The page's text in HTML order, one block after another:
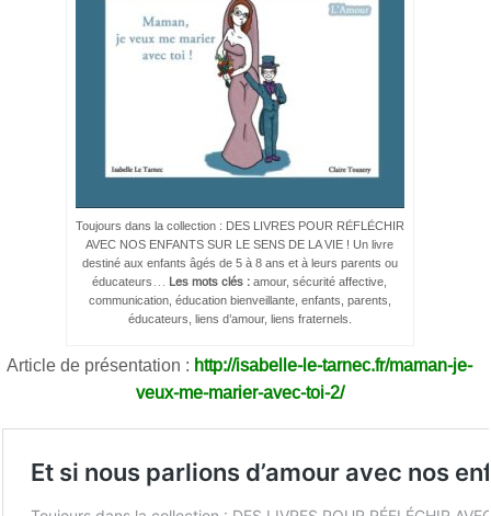
Toujours dans la collection : DES LIVRES POUR RÉFLÉCHIR
AVEC NOS ENFANTS SUR LE SENS DE LA VIE ! Un livre
destiné aux enfants âgés de 5 à 8 ans et à leurs parents ou
éducateurs…
Les mots clés : amour, sécurité affective,
communication, éducation bienveillante, enfants, parents,
éducateurs, liens d’amour, liens fraternels.
Article de présentation : http://isabelle-le-tarnec.fr/maman-je-
veux-me-marier-avec-toi-2/